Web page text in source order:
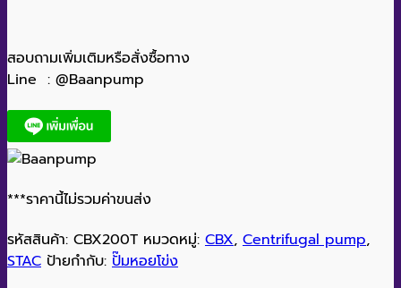
สอบถามเพิ่มเติมหรือสั่งซื้อทาง
Line : @Baanpump
***ราคานี้ไม่รวมค่าขนส่ง
รหัสสินค้า: CBX200T หมวดหมู่: CBX, Centrifugal pump,
STAC ป้ายกำกับ: ปั๊มหอยโข่ง